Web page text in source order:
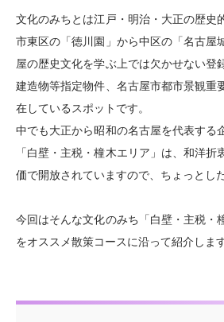
文化のみちとは江戸・明治・大正の歴史
市東区の「徳川園」から中区の「名古屋
屋の歴史文化を学ぶ上では欠かせない登
建造物等指定物件、名古屋市都市景観重
在しているスポットです。
中でも大正から昭和の名古屋を代表する
「白壁・主税・橦木エリア」は、和洋
価で開放されていますので、ちょっとし
今回はそんな文化のみち「白壁・主税・
をオススメ散策コースに沿って紹介します